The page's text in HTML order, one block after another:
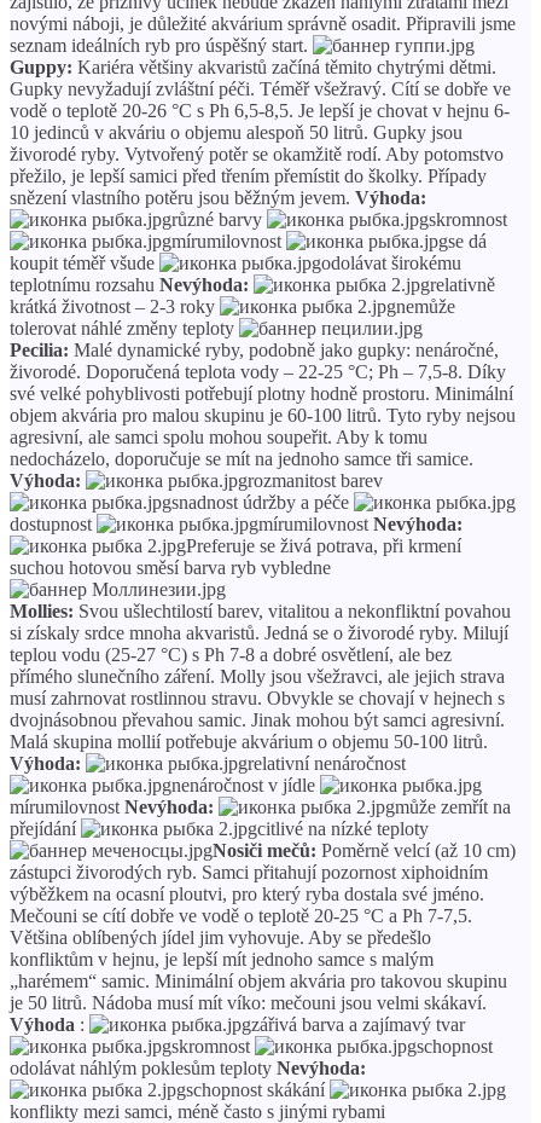
novými náboji, je důležité akvárium správně osadit. Připravili jsme
seznam ideálních ryb pro úspěšný start.
Guppy: Kariéra většiny akvaristů začíná těmito chytrými dětmi.
Gupky nevyžadují zvláštní péči. Téměř všežravý. Cítí se dobře ve
vodě o teplotě 20-26 °C s Ph 6,5-8,5. Je lepší je chovat v hejnu 6-
10 jedinců v akváriu o objemu alespoň 50 litrů. Gupky jsou
živorodé ryby. Vytvořený potěr se okamžitě rodí. Aby potomstvo
přežilo, je lepší samici před třením přemístit do školky. Případy
snězení vlastního potěru jsou běžným jevem. Výhoda:
různé barvy
skromnost
mírumilovnost
se dá
koupit téměř všude
odolávat širokému
teplotnímu rozsahu Nevýhoda:
relativně
krátká životnost – 2-3 roky
nemůže
tolerovat náhlé změny teploty
Pecilia: Malé dynamické ryby, podobně jako gupky: nenáročné,
živorodé. Doporučená teplota vody – 22-25 °C; Ph – 7,5-8. Díky
své velké pohyblivosti potřebují plotny hodně prostoru. Minimální
objem akvária pro malou skupinu je 60-100 litrů. Tyto ryby nejsou
agresivní, ale samci spolu mohou soupeřit. Aby k tomu
nedocházelo, doporučuje se mít na jednoho samce tři samice.
Výhoda:
rozmanitost barev
snadnost údržby a péče
dostupnost
mírumilovnost Nevýhoda:
Preferuje se živá potrava, při krmení
suchou hotovou směsí barva ryb vybledne
Mollies: Svou ušlechtilostí barev, vitalitou a nekonfliktní povahou
si získaly srdce mnoha akvaristů. Jedná se o živorodé ryby. Milují
teplou vodu (25-27 °C) s Ph 7-8 a dobré osvětlení, ale bez
přímého slunečního záření. Molly jsou všežravci, ale jejich strava
musí zahrnovat rostlinnou stravu. Obvykle se chovají v hejnech s
dvojnásobnou převahou samic. Jinak mohou být samci agresivní.
Malá skupina mollií potřebuje akvárium o objemu 50-100 litrů.
Výhoda:
relativní nenáročnost
nenáročnost v jídle
mírumilovnost Nevýhoda:
může zemřít na
přejídání
citlivé na nízké teploty
Nosiči mečů: Poměrně velcí (až 10 cm)
zástupci živorodých ryb. Samci přitahují pozornost xiphoidním
výběžkem na ocasní ploutvi, pro který ryba dostala své jméno.
Mečouni se cítí dobře ve vodě o teplotě 20-25 °C a Ph 7-7,5.
Většina oblíbených jídel jim vyhovuje. Aby se předešlo
konfliktům v hejnu, je lepší mít jednoho samce s malým
„harémem“ samic. Minimální objem akvária pro takovou skupinu
je 50 litrů. Nádoba musí mít víko: mečouni jsou velmi skákaví.
Výhoda :
zářivá barva a zajímavý tvar
skromnost
schopnost
odolávat náhlým poklesům teploty Nevýhoda:
schopnost skákání
konflikty mezi samci, méně často s jinými rybami